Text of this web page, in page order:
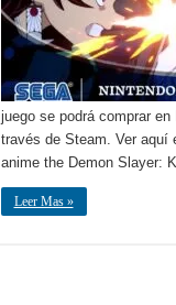
juego se podrá comprar
través de Steam. Ver
anime the Demon Slayer:
Leer Mas »